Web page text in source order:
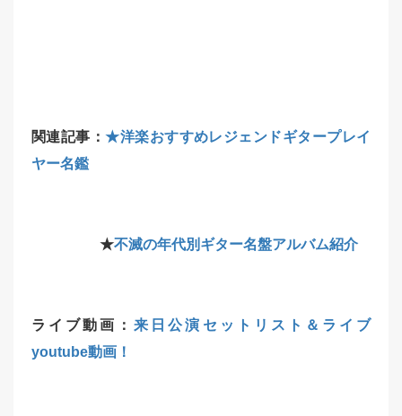
関連記事：★洋楽おすすめレジェンドギタープレイ
ヤー名鑑
★不滅の年代別ギター名盤アルバム紹介
ライブ動画：来日公演セットリスト＆ライブ
youtube動画！